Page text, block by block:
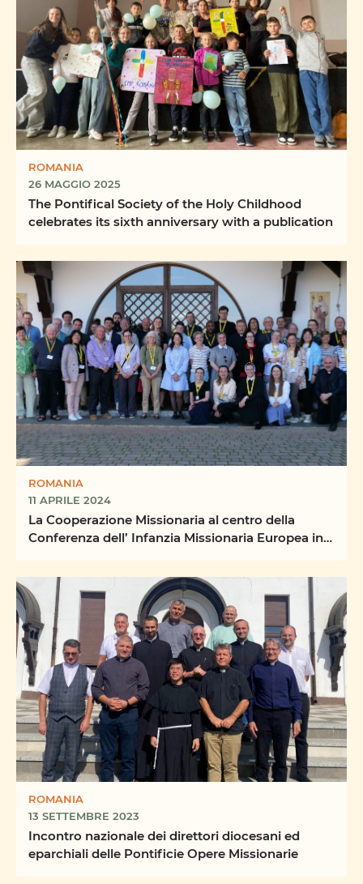
ROMANIA
26 MAGGIO 2025
The Pontifical Society of the Holy Childhood
celebrates its sixth anniversary with a publication
ROMANIA
11 APRILE 2024
La Cooperazione Missionaria al centro della
Conferenza dell’ Infanzia Missionaria Europea in
ROMANIA
13 SETTEMBRE 2023
Incontro nazionale dei direttori diocesani ed
eparchiali delle Pontificie Opere Missionarie